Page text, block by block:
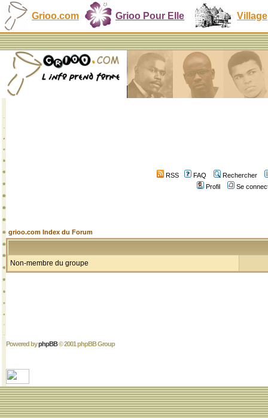
Grioo.com Grioo Pour Elle Village
RSS FAQ
Rechercher
Profil
Se
grioo.com Index du Forum
Non-membre du groupe
Powered byphpBB© 2001 phpBB Group